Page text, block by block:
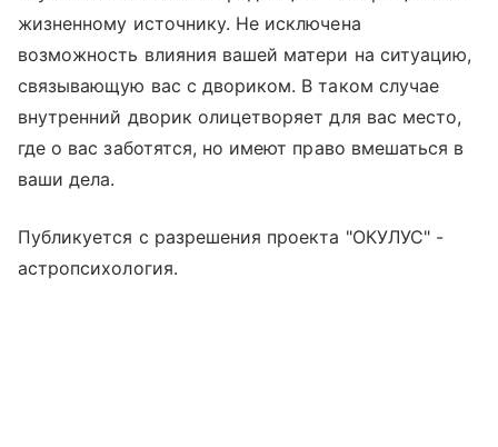
жизненному источнику. Не исключена
возможность влияния вашей матери на ситуацию,
связывающую вас с двориком. В таком случае
внутренний дворик олицетворяет для вас место,
где о вас заботятся, но имеют право вмешаться в
ваши дела.
Публикуется с разрешения проекта "ОКУЛУС" -
астропсихология.